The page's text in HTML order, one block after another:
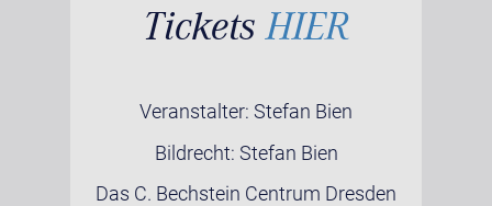
TicketsHIER
Veranstalter: Stefan Bien
Bildrecht: Stefan Bien
Das C. Bechstein Centrum Dresden